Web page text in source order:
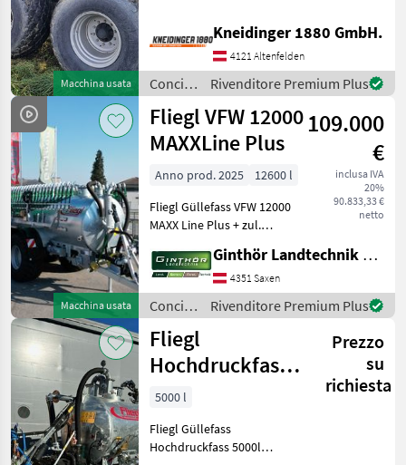
Macchina usata
Nachlauflenkachse
Bereifung 28 l-26 K80 Ww
Gelenkwelle Automatische
Abschaltung Hyd
Kneidinger 1880 GmbH.
4121 Altenfelden
Concimazione
e
irrigazione
/ Fliegl
Rivenditore Premium Plus
Macchina usata
Fliegl VFW 12000
MAXXLine Plus
109.000
€
inclusa IVA
20%
90.833,33 €
netto
Anno prod. 2025
12600 l
Fliegl Güllefass VFW 12000
MAXX Line Plus + zul.
Untenanhängung +
Kugelkopf K80 (am Bild
nicht montiert) +
Deichselfederung inkl.
Fasskippzy
Ginthör Landtechnik GmbH
4351 Saxen
Concimazione
e
irrigazione
/ Fliegl
Rivenditore Premium Plus
Fliegl
Hochdruckfass
5000l Jumbo
Turbo Line
Güllefass
Prezzo
su
richiesta
5000 l
Fliegl Güllefass
Hochdruckfass 5000l